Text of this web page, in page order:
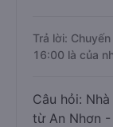
Trả lời:
16:00 là của
Câu hỏi:
từ An Nhơn